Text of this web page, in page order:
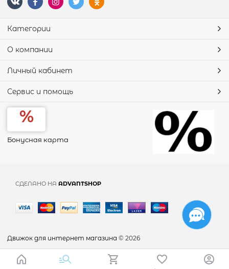
Категории
О компании
Личный кабинет
Сервис и помощь
Бонусная карта
СДЕЛАНО НА ADVANTSHOP
Движок для интернет магазина © 2026